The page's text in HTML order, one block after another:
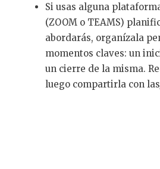
Si usas alguna
(ZOOM o TEAMS)
abordarás, organízala
momentos claves: un
un cierre de la misma.
luego compartirla con